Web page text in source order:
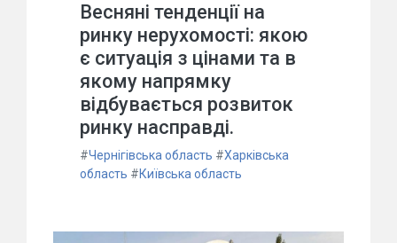
Весняні тенденції на
ринку нерухомості: якою
є ситуація з цінами та в
якому напрямку
відбувається розвиток
ринку насправді.
#Чернігівська область #Харківська
область #Київська область